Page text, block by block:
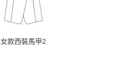
女款西裝馬甲2